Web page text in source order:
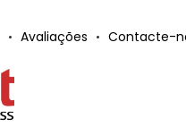
Avaliações Contacte-